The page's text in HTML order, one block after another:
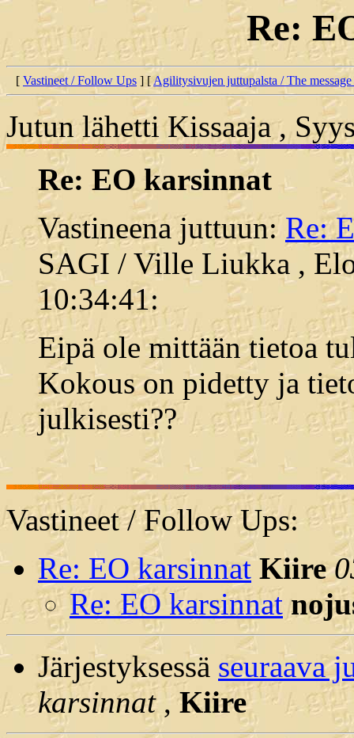
Re:
[ Vastineet / Follow Ups ] [Agilitysivujen juttupalsta / The
Jutun lähetti Kissaaja ,
Re: EO karsinnat
Vastineena juttuun:Re:
SAGI / Ville Liukka ,
10:34:41:
Eipä ole mittään tietoa
Kokous on pidetty ja
julkisesti??
Vastineet / Follow Ups:
Re: EO karsinnat Kiire
Re: EO karsinnat
Järjestyksessä seuraava
karsinnat,Kiire